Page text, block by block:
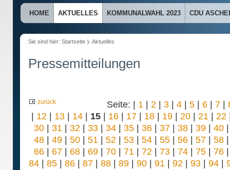
HOME AKTUELLES KOMMUNALWAHL 2023 CDU
Sie sind hier: Startseite Aktuelles
Pressemitteilungen
zurück Seite: | 1 | 2 | 3 | 4 | 5 | 6 | 7 |
| 12 | 13| 14| 15| 16| 17| 18| 19| 20| 21 | 22
30| 31 | 32 | 33| 34| 35| 36| 37| 38| 39| 40
48| 49| 50| 51 | 52 | 53| 54| 55| 56| 57| 58
66| 67| 68| 69| 70| 71 | 72 | 73| 74| 75| 76
84| 85| 86| 87| 88| 89| 90| 91 | 92 | 93| 94|